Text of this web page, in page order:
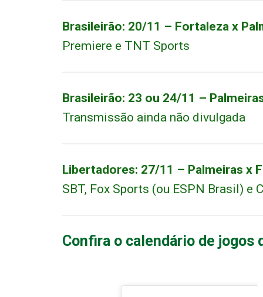
Brasileirão: 20/11 – Fortaleza x
Premiere e TNT Sports
Brasileirão: 23 ou 24/11 –
Transmissão ainda não divulgada
Libertadores: 27/11 – Palmeiras x
SBT, Fox Sports (ou ESPN Brasil) e
Confira o calendário de jogos